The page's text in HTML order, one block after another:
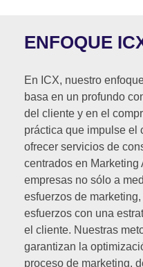
ENFOQUE
En ICX, nuestro
basa en un profundo
del cliente y en el
práctica que impulse el
ofrecer servicios de
centrados en
empresas no sólo a
esfuerzos de
esfuerzos con una
el cliente. Nuestras
garantizan la
proceso de marketing,